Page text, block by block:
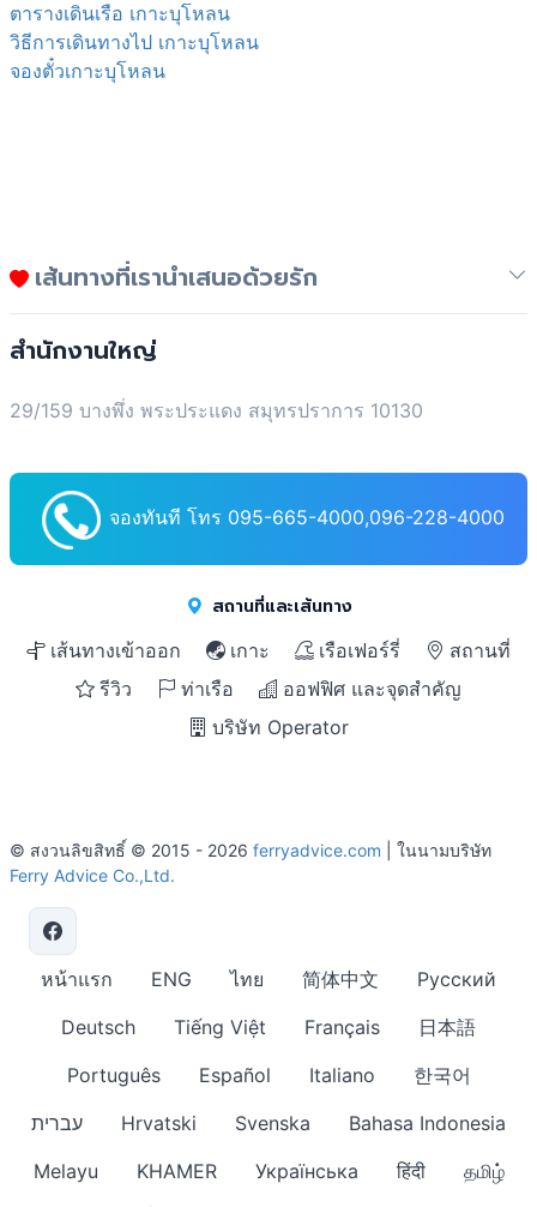
ตารางเดินเรือ เกาะบุโหลน
วิธีการเดินทางไป เกาะบุโหลน
จองตั๋วเกาะบุโหลน
เส้นทางที่เรานำเสนอด้วยรัก
สำนักงานใหญ่
29/159 บางพึ่ง พระประแดง สมุทรปราการ 10130
จองทันที โทร 095-665-4000,096-228-4000
สถานที่และเส้นทาง
เส้นทางเข้าออก เกาะ เรือเฟอร์รี่
สถานที่
รีวิว
ท่าเรือ
ออฟฟิศ และจุดสำคัญ
บริษัท Operator
© สงวนลิขสิทธิ์ © 2015 - 2026 ferryadvice.com | ในนามบริษัท
Ferry Advice Co.,Ltd.
หน้าแรก ENG ไทย 简体中文
Русский
Deutsch
Tiếng Việt Français
日本語
Português
Español Italiano
한국어
עברית
Hrvatski Svenska
Bahasa Indonesia
Melayu
KHAMER Українська हिंदी தமிழ்